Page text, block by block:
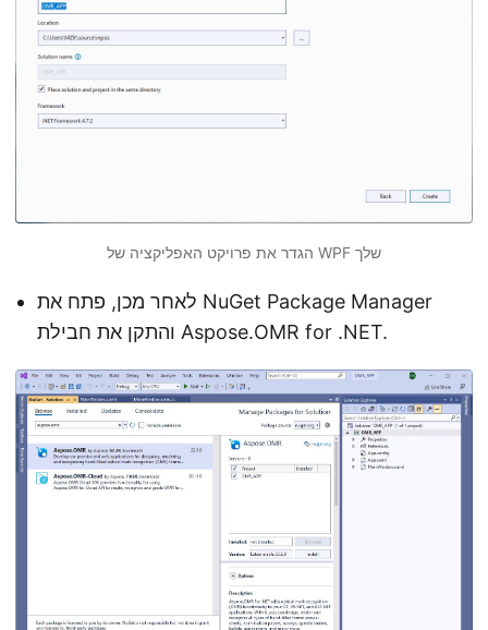
הגדר את פרויקט האפליקציה של WPF שלך
לאחר מכן, פתח את NuGet Package Manager
והתקן את חבילת Aspose.OMR for .NET.